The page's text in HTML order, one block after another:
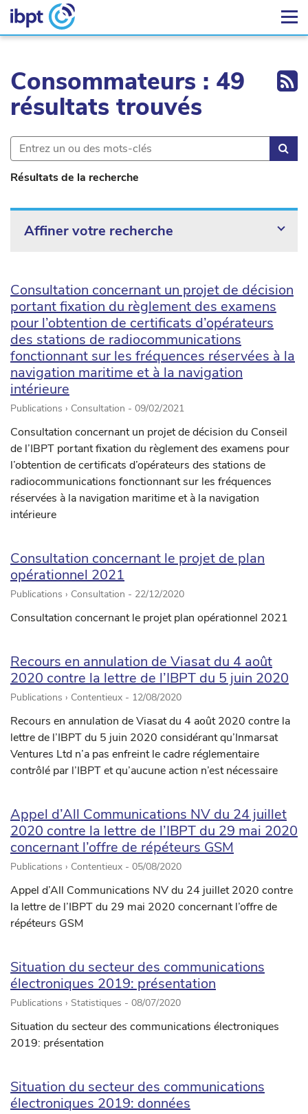
Consommateurs : 49
résultats trouvés
Résultats de la recherche
Affiner votre recherche
Consultation concernant un projet de décision
portant fixation du règlement des examens
pour l’obtention de certificats d’opérateurs
des stations de radiocommunications
fonctionnant sur les fréquences réservées à la
navigation maritime et à la navigation
intérieure
Publications › Consultation - 09/02/2021
Consultation concernant un projet de décision du Conseil
de l’IBPT portant fixation du règlement des examens pour
l’obtention de certificats d’opérateurs des stations de
radiocommunications fonctionnant sur les fréquences
réservées à la navigation maritime et à la navigation
intérieure
Consultation concernant le projet de plan
opérationnel 2021
Publications › Consultation - 22/12/2020
Consultation concernant le projet plan opérationnel 2021
Recours en annulation de Viasat du 4 août
2020 contre la lettre de l’IBPT du 5 juin 2020
Publications › Contentieux - 12/08/2020
Recours en annulation de Viasat du 4 août 2020 contre la
lettre de l’IBPT du 5 juin 2020 considérant qu’Inmarsat
Ventures Ltd n’a pas enfreint le cadre réglementaire
contrôlé par l’IBPT et qu’aucune action n’est nécessaire
Appel d’All Communications NV du 24 juillet
2020 contre la lettre de l’IBPT du 29 mai 2020
concernant l’offre de répéteurs GSM
Publications › Contentieux - 05/08/2020
Appel d’All Communications NV du 24 juillet 2020 contre
la lettre de l’IBPT du 29 mai 2020 concernant l’offre de
répéteurs GSM
Situation du secteur des communications
électroniques 2019: présentation
Publications › Statistiques - 08/07/2020
Situation du secteur des communications électroniques
2019: présentation
Situation du secteur des communications
électroniques 2019: données